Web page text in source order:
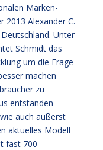
Marken-
2013 Alexander C.
Unter
Schmidt das
um die Frage
machen
zu
entstanden
auch äußerst
aktuelles Modell
fast 700